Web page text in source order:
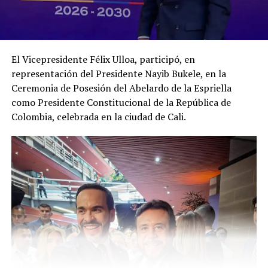
La OMS alerta sobre «preocupante» situación sanitaria
Andrea Aguilar asume la dirección de Miss Universo El
Salvador
El Vicepresidente Félix Ulloa, participó, en
representación del Presidente Nayib Bukele, en la
Ceremonia de Posesión del Abelardo de la Espriella
como Presidente Constitucional de la República de
Colombia, celebrada en la ciudad de Cali.